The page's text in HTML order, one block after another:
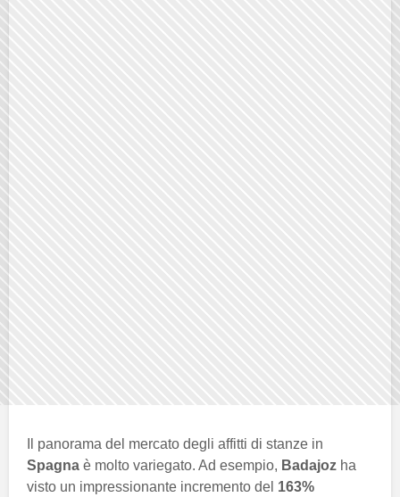
Il panorama del mercato degli affitti di stanze in
Spagna è molto variegato. Ad esempio, Badajoz ha
visto un impressionante incremento del 163%